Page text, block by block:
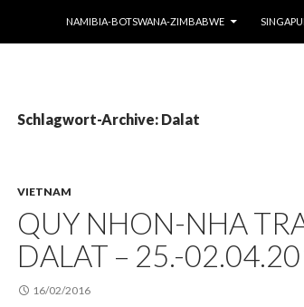
NAMIBIA-BOTSWANA-ZIMBABWE
Schlagwort-Archive: Dalat
VIETNAM
QUY NHON-NHA
DALAT – 25.-
16/02/2016